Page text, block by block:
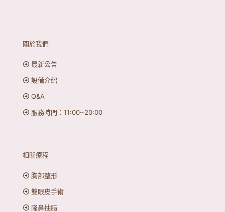
關於我們
最新公告
設備介紹
Q&A
服務時間：11:00~20:00
相關療程
胸部整形
雙眼皮手術
隆鼻抽脂